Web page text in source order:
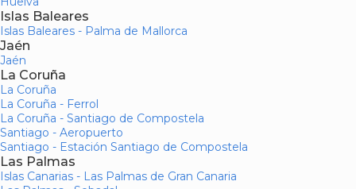
Islas Baleares
Islas Baleares - Palma de Mallorca
Jaén
Jaén
La Coruña
La Coruña
La Coruña - Ferrol
La Coruña - Santiago de Compostela
Santiago - Aeropuerto
Santiago - Estación Santiago de Compostela
Las Palmas
Islas Canarias - Las Palmas de Gran Canaria